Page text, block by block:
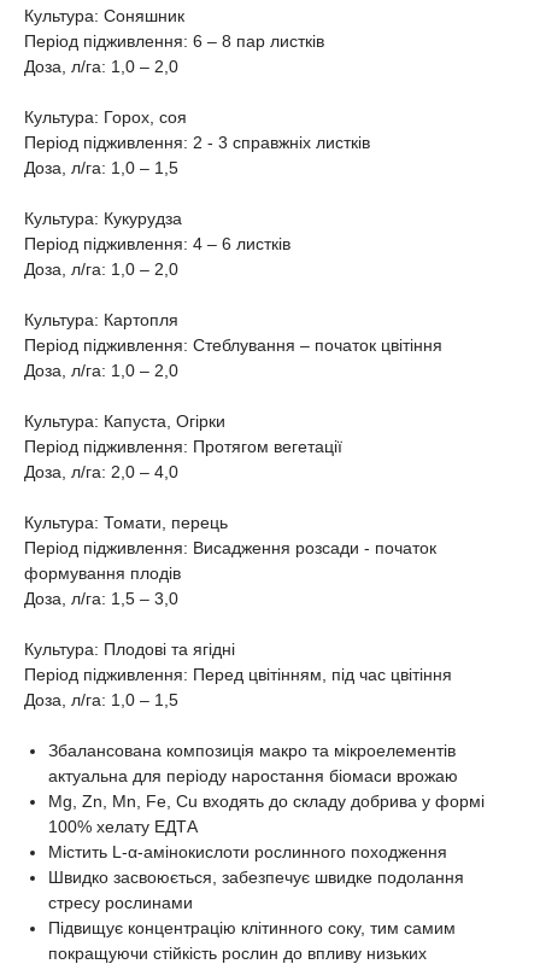
Культура: Соняшник
Період підживлення: 6 – 8 пар листків
Доза, л/га: 1,0 – 2,0
Культура: Горох, соя
Період підживлення: 2 - 3 справжніх листків
Доза, л/га: 1,0 – 1,5
Культура: Кукурудза
Період підживлення: 4 – 6 листків
Доза, л/га: 1,0 – 2,0
Культура: Картопля
Період підживлення: Стеблування – початок цвітіння
Доза, л/га: 1,0 – 2,0
Культура: Капуста, Огірки
Період підживлення: Протягом вегетації
Доза, л/га: 2,0 – 4,0
Культура: Томати, перець
Період підживлення: Висадження розсади - початок
формування плодів
Доза, л/га: 1,5 – 3,0
Культура: Плодові та ягідні
Період підживлення: Перед цвітінням, під час цвітіння
Доза, л/га: 1,0 – 1,5
Збалансована композиція макро та мікроелементів
актуальна для періоду наростання біомаси врожаю
Mg, Zn, Mn, Fe, Cu входять до складу добрива у формі
100% хелату ЕДТА
Містить L-α-амінокислоти рослинного походження
Швидко засвоюється, забезпечує швидке подолання
стресу рослинами
Підвищує концентрацію клітинного соку, тим самим
покращуючи стійкість рослин до впливу низьких